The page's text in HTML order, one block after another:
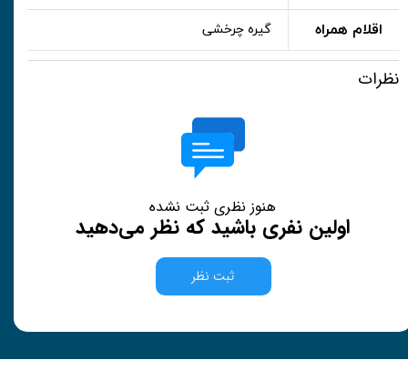
اقلام همراه گیره چرخشی
نظرات
هنوز نظری ثبت نشده
اولین نفری باشید که نظر می‌دهید
ثبت نظر